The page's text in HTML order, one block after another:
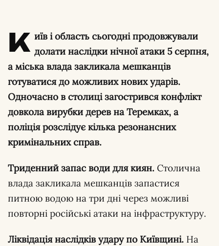
К иїв і область сьогодні продовжували
долати наслідки нічної атаки 5 серпня,
а міська влада закликала мешканців
готуватися до можливих нових ударів.
Одночасно в столиці загострився конфлікт
довкола вирубки дерев на Теремках, а
поліція розслідує кілька резонансних
кримінальних справ.
Триденний запас води для киян. Столична
влада закликала мешканців запастися
питною водою на три дні через можливі
повторні російські атаки на інфраструктуру.
Ліквідація наслідків удару по Київщині. На